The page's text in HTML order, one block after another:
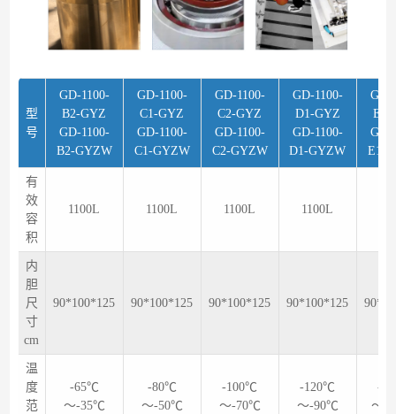
型
号
GD-1100-
B2-GYZ
GD-1100-
B2-GYZW
GD-1100-
C1-GYZ
GD-1100-
C1-GYZW
GD-1100-
C2-GYZ
GD-1100-
C2-GYZW
GD-1100-
D1-GYZ
GD-1100-
D1-GYZW
GD-
E1-
GD-
E1-
有
效
容
积
1100L 1100L 1100L 1100L
内
胆
尺
寸
cm
90*100*125 90*100*125 90*100*125 90*100*125
温
度
范
-65℃
～-35℃
-80℃
～-50℃
-100℃
～-70℃
-120℃
～-90℃
-
～-